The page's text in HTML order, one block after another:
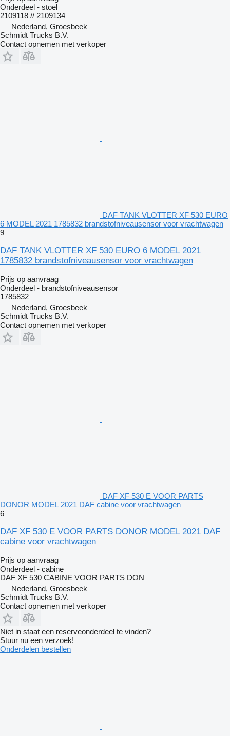
Onderdeel - stoel
2109118 // 2109134
Nederland, Groesbeek
Schmidt Trucks B.V.
Contact opnemen met verkoper
DAF TANK VLOTTER XF 530 EURO
6 MODEL 2021 1785832 brandstofniveausensor voor vrachtwagen
9
DAF TANK VLOTTER XF 530 EURO 6 MODEL 2021
1785832 brandstofniveausensor voor vrachtwagen
Prijs op aanvraag
Onderdeel - brandstofniveausensor
1785832
Nederland, Groesbeek
Schmidt Trucks B.V.
Contact opnemen met verkoper
DAF XF 530 E VOOR PARTS
DONOR MODEL 2021 DAF cabine voor vrachtwagen
6
DAF XF 530 E VOOR PARTS DONOR MODEL 2021 DAF
cabine voor vrachtwagen
Prijs op aanvraag
Onderdeel - cabine
DAF XF 530 CABINE VOOR PARTS DON
Nederland, Groesbeek
Schmidt Trucks B.V.
Contact opnemen met verkoper
Niet in staat een reserveonderdeel te vinden?
Stuur nu een verzoek!
Onderdelen bestellen